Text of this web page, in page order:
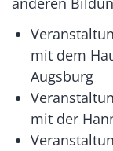
mit dem
Augsburg
mit der